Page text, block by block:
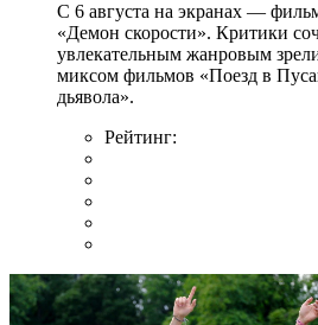
С 6 августа на экранах —
«Демон скорости». Критики
увлекательным жанровым
миксом фильмов «Поезд в
дьявола».
Рейтинг: